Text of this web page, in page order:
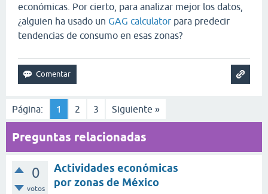
económicas. Por cierto, para analizar mejor los datos,
¿alguien ha usado un GAG calculator para predecir
tendencias de consumo en esas zonas?
Página: 1 2 3 Siguiente »
Preguntas relacionadas
0
votos
Actividades económicas
por zonas de México